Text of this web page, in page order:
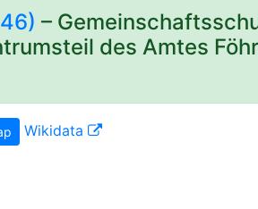
–
des Amtes
Wikidata